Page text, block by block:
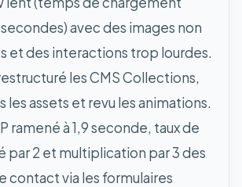
avec des images non
et des interactions trop lourdes.
les CMS Collections,
les assets et revu les animations.
ramené à 1,9 seconde, taux de
par 2 et multiplication par 3 des
contact via les formulaires